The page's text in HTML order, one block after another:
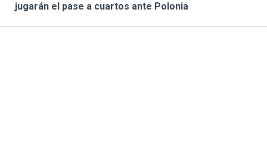
jugarán el pase a cuartos ante Polonia